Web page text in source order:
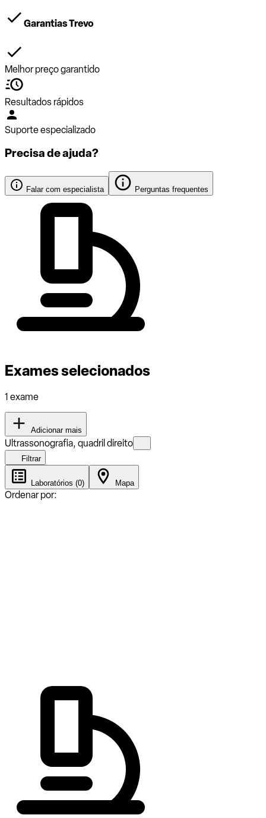
Garantias Trevo
Melhor preço garantido
Resultados rápidos
Suporte especializado
Precisa de ajuda?
Falar com especialista Perguntas frequentes
Exames selecionados
1 exame
Adicionar mais
Ultrassonografia, quadril direito
Filtrar
Laboratórios (0) Mapa
Ordenar por: